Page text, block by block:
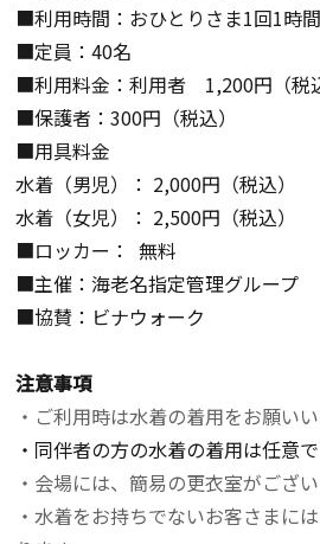
■利用時間：おひとりさま1回1時間
■定員：40名
■利用料金：利用者 1,200円（税
■保護者：300円（税込）
■用具料金
水着（男児）： 2,000円（税込）
水着（女児）： 2,500円（税込）
■ロッカー：
無料
■主催：海老名指定管理グループ
■協賛：ビナウォーク
注意事項
・ご利用時は水着の着用をお願いい
・同伴者の方の水着の着用は任意で
・会場には、簡易の更衣室がござい
・水着をお持ちでないお客さまに